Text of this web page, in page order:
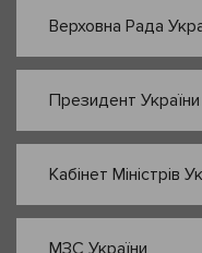
Верховна Рада
Президент України
Кабінет Міністрів
МЗС України